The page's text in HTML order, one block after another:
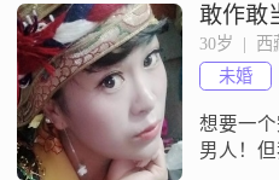
敢作敢
30岁  |  西
未婚
想要一
男人！